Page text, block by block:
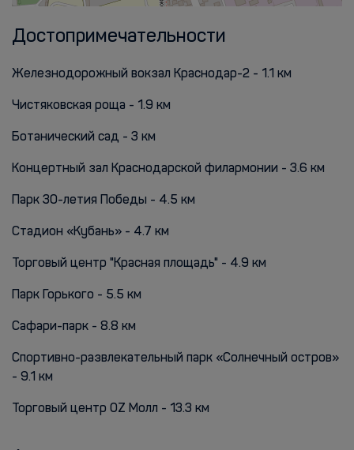
Достопримечательности
Железнодорожный вокзал Краснодар-2 - 1.1 км
Чистяковская роща - 1.9 км
Ботанический сад - 3 км
Концертный зал Краснодарской филармонии - 3.6 км
Парк 30-летия Победы - 4.5 км
Стадион «Кубань» - 4.7 км
Торговый центр "Красная площадь" - 4.9 км
Парк Горького - 5.5 км
Сафари-парк - 8.8 км
Спортивно-развлекательный парк «Солнечный остров»
- 9.1 км
Торговый центр OZ Молл - 13.3 км